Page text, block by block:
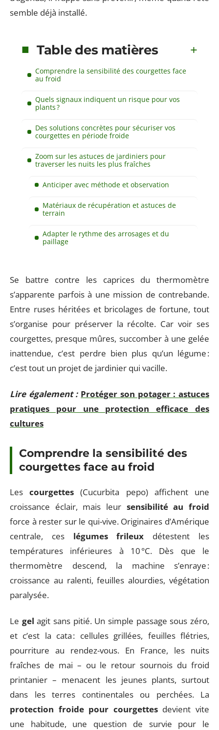
semble déjà installé.
Table des matières
Comprendre la sensibilité des courgettes face
au froid
Quels signaux indiquent un risque pour vos
plants ?
Des solutions concrètes pour sécuriser vos
courgettes en période froide
Zoom sur les astuces de jardiniers pour
traverser les nuits les plus fraîches
Anticiper avec méthode et observation
Matériaux de récupération et astuces de
terrain
Adapter le rythme des arrosages et du
paillage
Se battre contre les caprices du thermomètre
s’apparente parfois à une mission de contrebande.
Entre ruses héritées et bricolages de fortune, tout
s’organise pour préserver la récolte. Car voir ses
courgettes, presque mûres, succomber à une gelée
inattendue, c’est perdre bien plus qu’un légume :
c’est tout un projet de jardinier qui vacille.
Lire également : Protéger son potager : astuces
pratiques pour une protection efficace des
cultures
Comprendre la sensibilité des
courgettes face au froid
Lescourgettes (Cucurbita pepo) affichent une
croissance éclair, mais leur sensibilité au froid
force à rester sur le qui-vive. Originaires d’Amérique
centrale, ces légumes frileux détestent les
températures inférieures à 10 °C. Dès que le
thermomètre descend, la machine s’enraye :
croissance au ralenti, feuilles alourdies, végétation
paralysée.
Le gel agit sans pitié. Un simple passage sous zéro,
et c’est la cata : cellules grillées, feuilles flétries,
pourriture au rendez-vous. En France, les nuits
fraîches de mai – ou le retour sournois du froid
printanier – menacent les jeunes plants, surtout
dans les terres continentales ou perchées. La
protection froide pour courgettesdevient vite
une habitude, une question de survie pour le